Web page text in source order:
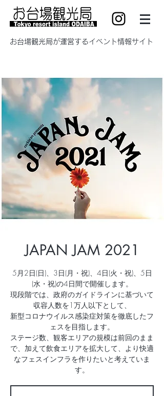
​お台場観光局が運営するイベント情報サイト
JAPAN JAM 2021
5月2日(日)、3日(月・祝)、4日(火・祝)、5日
(水・祝)の4日間で開催します。
現段階では、政府のガイドラインに基づいて
収容人数を1万人以下として、
新型コロナウイルス感染症対策を徹底したフ
ェスを目指します。
ステージ数、観客エリアの規模は前回のまま
で、加えて飲食エリアを拡大して、より快適
なフェスインフラを作りたいと考えていま
す。